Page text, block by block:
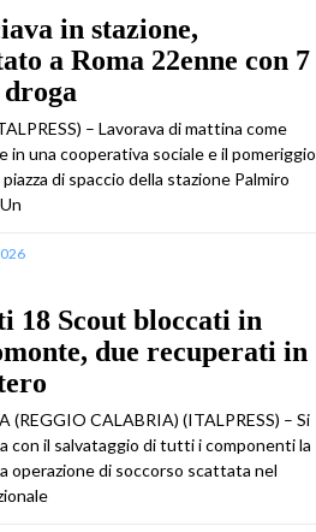
in stazione,
a Roma 22enne con 7
– Lavorava di mattina come
in una cooperativa sociale e il pomeriggio
di spaccio della stazione Palmiro
18 Scout bloccati in
due recuperati in
(REGGIO CALABRIA) (ITALPRESS) – Si
con il salvataggio di tutti i componenti la
operazione di soccorso scattata nel